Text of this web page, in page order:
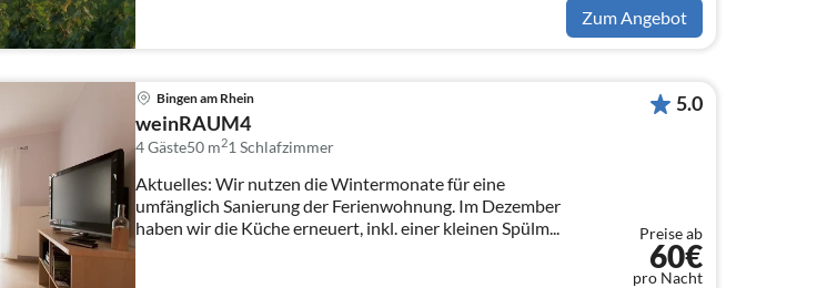
Zum Angebot
Bingen am Rhein
weinRAUM4
4 Gäste50 m21Schlafzimmer
Aktuelles: Wir nutzen die Wintermonate für eine
umfänglich Sanierung der Ferienwohnung. Im Dezember
haben wir die Küche erneuert, inkl. einer kleinen Spülm...
5.0
Preise ab
60€
pro Nacht